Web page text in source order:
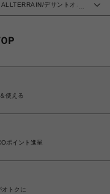
デサントオル
使える
ポイント進呈
オトクに